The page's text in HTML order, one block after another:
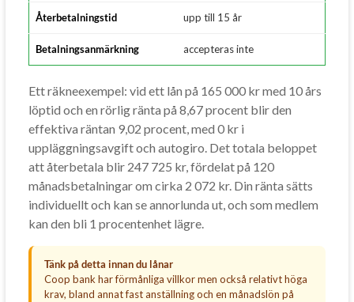
Återbetalningstid upp till 15 år
Betalningsanmärkning accepteras inte
Ett räkneexempel: vid ett lån på 165 000 kr med 10 års
löptid och en rörlig ränta på 8,67 procent blir den
effektiva räntan 9,02 procent, med 0 kr i
uppläggningsavgift och autogiro. Det totala beloppet
att återbetala blir 247 725 kr, fördelat på 120
månadsbetalningar om cirka 2 072 kr. Din ränta sätts
individuellt och kan se annorlunda ut, och som medlem
kan den bli 1 procentenhet lägre.
Tänk på detta innan du lånar
Coop bank har förmånliga villkor men också relativt höga
krav, bland annat fast anställning och en månadslön på